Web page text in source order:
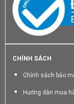
CHÍNH SÁCH
Chính sách bảo
Hướng dẫn mua